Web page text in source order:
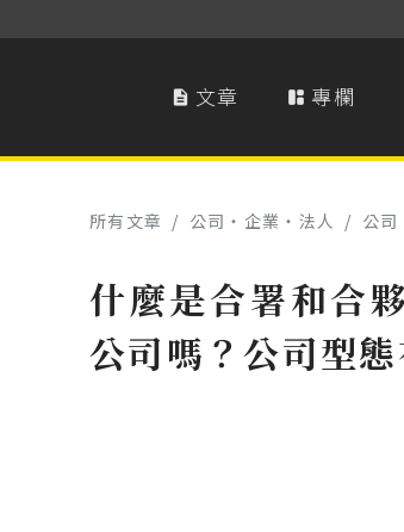
 文章  專欄
所有文章 / 公司‧企業‧法人 / 公司
什麼是合署和合
公司嗎？公司型態